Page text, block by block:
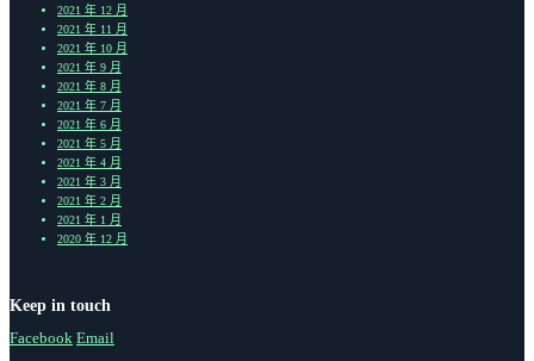
2021 年 12 月
2021 年 11 月
2021 年 10 月
2021 年 9 月
2021 年 8 月
2021 年 7 月
2021 年 6 月
2021 年 5 月
2021 年 4 月
2021 年 3 月
2021 年 2 月
2021 年 1 月
2020 年 12 月
Keep in touch
Facebook Email